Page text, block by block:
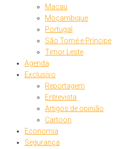
Macau
Moçambique
Portugal
São Tomé e Príncipe
Timor Leste
Agenda
Exclusivo
Reportagem
Entrevista
Artigos de opinião
Cartoon
Economia
Segurança